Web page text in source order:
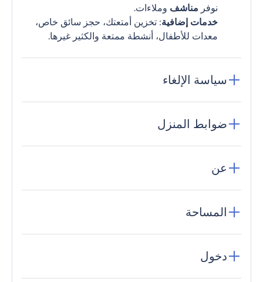
نوفر مناشف وملاءات.
خدمات إضافية: تخزين أمتعتك، حجز سائق خاص،
معدات للأطفال، أنشطة ممتعة والكثير غيرها.
سياسة الإلغاء
ضوابط المنزل
عن
المساحة
دخول